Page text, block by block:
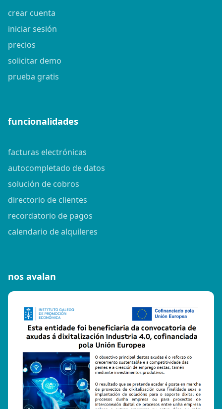
crear cuenta
iniciar sesión
precios
solicitar demo
prueba gratis
funcionalidades
facturas electrónicas
autocompletado de datos
solución de cobros
directorio de clientes
recordatorio de pagos
calendario de alquileres
nos avalan